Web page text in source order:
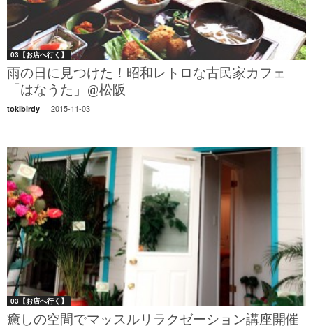
03【お店へ行く】
雨の日に見つけた！昭和レトロな古民家カフェ
「はなうた」@松阪
tokibirdy - 2015-11-03
03【お店へ行く】
癒しの空間でマッスルリラクゼーション講座開催